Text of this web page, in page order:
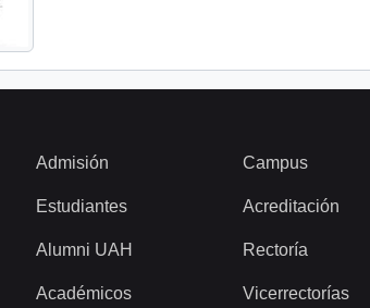
Admisión
Estudiantes
Alumni UAH
Académicos
Campus
Acreditación
Rectoría
Vicerrectorías